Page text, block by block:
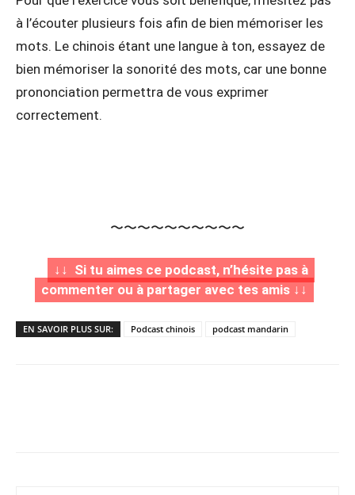
à l’écouter plusieurs fois afin de bien mémoriser les
mots. Le chinois étant une langue à ton, essayez de
bien mémoriser la sonorité des mots, car une bonne
prononciation permettra de vous exprimer
correctement.
〜〜〜〜〜〜〜〜〜〜
↓↓ Si tu aimes ce podcast, n’hésite pas à
commenter ou à partager avec tes amis ↓↓
EN SAVOIR PLUS SUR: Podcast chinois podcast mandarin